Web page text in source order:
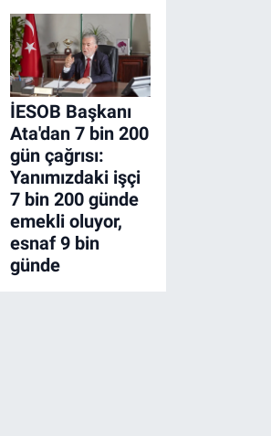
İESOB Başkanı
Ata'dan 7 bin 200
gün çağrısı:
Yanımızdaki işçi
7 bin 200 günde
emekli oluyor,
esnaf 9 bin
günde